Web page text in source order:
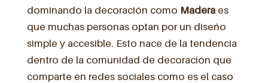
dominando la decoración como Madera es
que muchas personas optan por un diseño
simple y accesible. Esto nace de la tendencia
dentro de la comunidad de decoración que
comparte en redes sociales como es el caso